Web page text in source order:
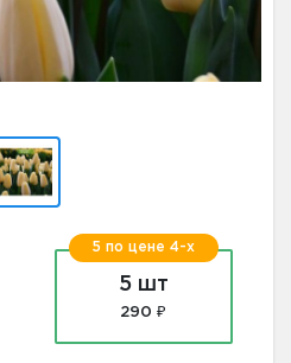
5 по цене 4-х
5 шт
290 ₽